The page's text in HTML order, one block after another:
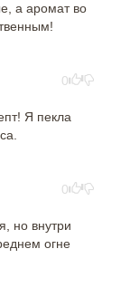
а аромат во
0
Я пекла
0
но внутри
огне